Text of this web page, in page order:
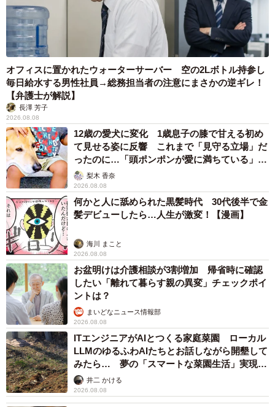
オフィスに置かれたウォーターサーバー 空の2Lボトル持参し
毎日給水する男性社員→総務担当者の注意にまさかの逆ギレ！
【弁護士が解説】
長澤 芳子
2026.08.08
12歳の愛犬に変化 1歳息子の膝で甘える初め
て見せる姿に反響 これまで「見守る立場」だ
ったのに…「頭ポンポンが愛に満ちている」
「尊…」
梨木 香奈
2026.08.08
何かと人に舐められた黒髪時代 30代後半で金
髪デビューしたら…人生が激変！【漫画】
海川 まこと
2026.08.08
お盆明けは介護相談が3割増加 帰省時に確認
したい「離れて暮らす親の異変」チェックポイ
ントは？
まいどなニュース情報部
2026.08.08
ITエンジニアがAIとつくる家庭菜園 ローカル
LLMのゆるふわAIたちとお話しながら開墾して
みたら… 夢の「スマートな菜園生活」実現な
るか井二 かける
2026.08.08